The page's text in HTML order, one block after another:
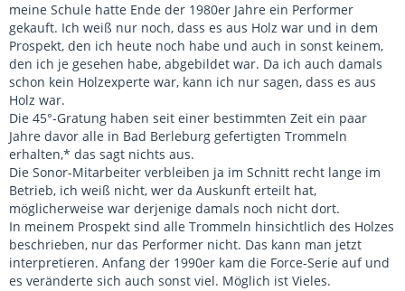
meine Schule hatte Ende der 1980er Jahre ein Performer
gekauft. Ich weiß nur noch, dass es aus Holz war und in dem
Prospekt, den ich heute noch habe und auch in sonst keinem,
den ich je gesehen habe, abgebildet war. Da ich auch damals
schon kein Holzexperte war, kann ich nur sagen, dass es aus
Holz war.
Die 45°-Gratung haben seit einer bestimmten Zeit ein paar
Jahre davor alle in Bad Berleburg gefertigten Trommeln
erhalten,* das sagt nichts aus.
Die Sonor-Mitarbeiter verbleiben ja im Schnitt recht lange im
Betrieb, ich weiß nicht, wer da Auskunft erteilt hat,
möglicherweise war derjenige damals noch nicht dort.
In meinem Prospekt sind alle Trommeln hinsichtlich des Holzes
beschrieben, nur das Performer nicht. Das kann man jetzt
interpretieren. Anfang der 1990er kam die Force-Serie auf und
es veränderte sich auch sonst viel. Möglich ist Vieles.